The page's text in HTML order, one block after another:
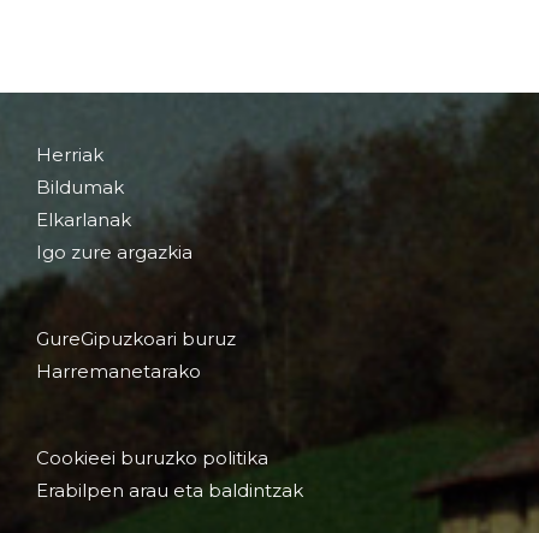
Herriak
Bildumak
Elkarlanak
Igo zure argazkia
GureGipuzkoari buruz
Harremanetarako
Cookieei buruzko politika
Erabilpen arau eta baldintzak